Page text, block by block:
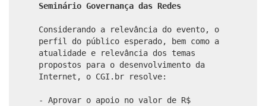
Seminário Governança das Redes
Considerando a relevância do evento, o
perfil do público esperado, bem como a
atualidade e relevância dos temas
propostos para o desenvolvimento da
Internet, o CGI.br resolve:
- Aprovar o apoio no valor de R$